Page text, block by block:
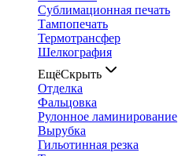
Сублимационная печать
Тампопечать
Термотрансфер
Шелкография
ЕщёСкрыть
Отделка
Фальцовка
Рулонное ламинирование
Вырубка
Гильотинная резка